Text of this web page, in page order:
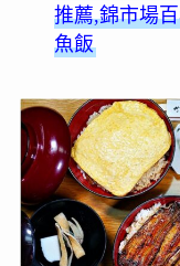
推薦,錦市場
魚飯